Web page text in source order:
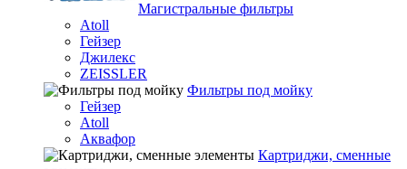
Магистральные фильтры
Atoll
Гейзер
Джилекс
ZEISSLER
Фильтры под мойку
Гейзер
Atoll
Аквафор
Картриджи, сменные